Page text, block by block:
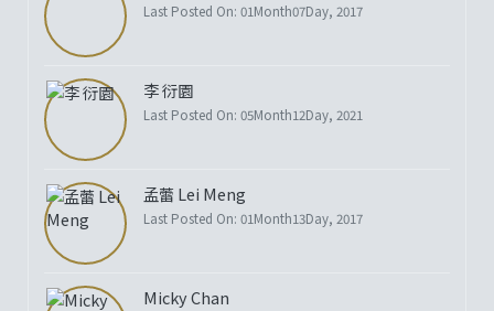
Last Posted On: 01Month07Day, 2017
李 衍園
Last Posted On: 05Month12Day, 2021
孟蕾 Lei Meng
Last Posted On: 01Month13Day, 2017
Micky Chan